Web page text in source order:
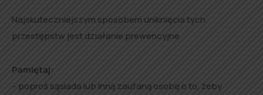
Najskuteczniejszym sposobem uniknięcia tych
przestępstw jest działanie prewencyjne.
Pamiętaj:
– poproś sąsiada lub inną zaufaną osobę o to, żeby